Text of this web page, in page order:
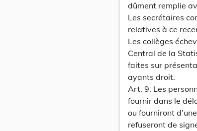
dûment remplie
Les secrétaires
relatives à ce
Les collèges
Central de la
faites sur
ayants droit.
Art. 9. Les
fournir dans le
ou fourniront
refuseront de